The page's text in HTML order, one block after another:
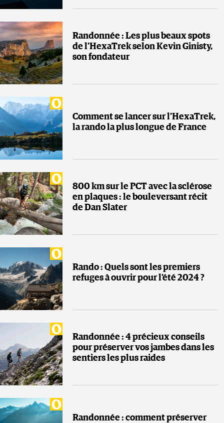
Randonnée : Les plus beaux spots
de l’HexaTrek selon Kevin Ginisty,
son fondateur
Comment se lancer sur l’HexaTrek,
la rando la plus longue de France
800 km sur le PCT avec la sclérose
en plaques : le bouleversant récit
de Dan Slater
Rando : Quels sont les premiers
refuges à ouvrir pour l’été 2024 ?
Randonnée : 4 précieux conseils
pour préserver vos jambes dans les
sentiers les plus raides
Randonnée : comment préserver